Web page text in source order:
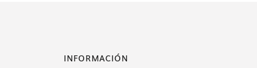
INFORMACIÓN